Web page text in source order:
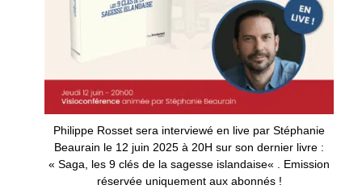
Philippe Rosset sera interviewé en live par Stéphanie
Beaurain le 12 juin 2025 à 20H sur son dernier livre :
« Saga, les 9 clés de la sagesse islandaise« . Emission
réservée uniquement aux abonnés !